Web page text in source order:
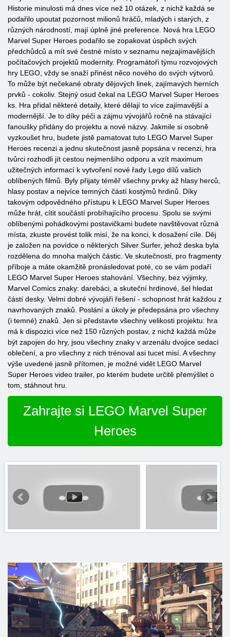
Historie minulosti má dnes více než 10 otázek, z nichž každá se
podařilo upoutat pozornost milionů hráčů, mladých i starých, z
různých národností, mají úplně jiné preference. Nová hra LEGO
Marvel Super Heroes podařilo se zopakovat úspěch svých
předchůdců a mít své čestné místo v seznamu nejzajímavějších
počítačových projektů modernity. Programátoři týmu rozvojových
hry LEGO, vždy se snaží přinést něco nového do svých výtvorů.
To může být nečekané obraty dějových linek, zajímavých herních
prvků - cokoliv. Stejný osud čekal na LEGO Marvel Super Heroes
ks. Hra přidal některé detaily, které dělají to více zajímavější a
modernější. Je to díky péči a zájmu vývojářů ročně na stávající
fanoušky přidány do projektu a nové názvy. Jakmile si osobně
vyzkoušet hru, budete jistě pamatovat tuto LEGO Marvel Super
Heroes recenzi a jednu skutečnost jasně popsána v recenzi, hra
tvůrci rozhodli jít cestou nejmenšího odporu a vzít maximum
užitečných informací k vytvoření nové řady Lego dílů vašich
oblíbených filmů. Byly přijaty téměř všechny prvky až hlasy herců,
hlasy postav a nejvíce temných částí kostýmů hrdinů. Díky
takovým odpovědného přístupu k LEGO Marvel Super Heroes
může hrát, cítit součástí probíhajícího procesu. Spolu se svými
oblíbenými pohádkovými postavičkami budete navštěvovat různá
místa, zkuste provést tolik misí, že na konci, k dosažení cíle. Děj
je založen na povídce o některých Silver Surfer, jehož deska byla
rozdělena do mnoha malých částic. Ve skutečnosti, pro fragmenty
příboje a máte okamžitě pronásledovat poté, co se vám podaří
LEGO Marvel Super Heroes stahování. Všechny, bez výjimky,
Marvel Comics znaky: darebáci, a skuteční hrdinové, šel hledat
částí desky. Velmi dobré vývojáři řešení - schopnost hrát každou z
navrhovaných znaků. Poslání a úkoly je předepsána pro všechny
(i temné) znaků. Jen si představte všechny velikosti projektu: hra
má k dispozici více než 150 různých postav, z nichž každá může
být zapojen do hry, jsou všechny znaky v arzenálu dvojice sedací
oblečení, a pro všechny z nich trénoval asi tucet misí. A všechny
výše uvedené jasně přítomen, je možné vidět LEGO Marvel
Super Heroes video trailer, po kterém budete určitě přemýšlet o
tom, stáhnout hru.
Zahrajte si LEGO Marvel Super
Heroes